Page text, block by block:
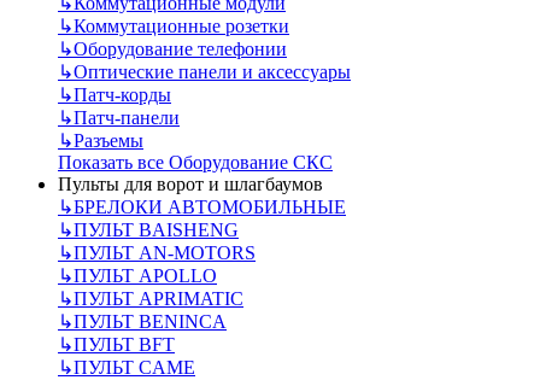
↳Коммутационные розетки
↳Оборудование телефонии
↳Оптические панели и аксессуары
↳Патч-корды
↳Патч-панели
↳Разъемы
Показать все Оборудование СКС
Пульты для ворот и шлагбаумов
↳БРЕЛОКИ АВТОМОБИЛЬНЫЕ
↳ПУЛЬТ BAISHENG
↳ПУЛЬТ AN-MOTORS
↳ПУЛЬТ APOLLO
↳ПУЛЬТ APRIMATIC
↳ПУЛЬТ BENINCA
↳ПУЛЬТ BFT
↳ПУЛЬТ CAME